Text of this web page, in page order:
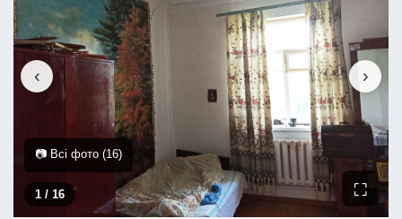
‹ ›
1 / 16 ⛶
📷 Всі фото (16)